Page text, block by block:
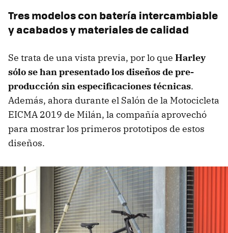
Tres modelos con batería intercambiable
y acabados y materiales de calidad
Se trata de una vista previa, por lo que Harley
sólo se han presentado los diseños de pre-
producción sin especificaciones técnicas.
Además, ahora durante el Salón de la Motocicleta
EICMA 2019 de Milán, la compañía aprovechó
para mostrar los primeros prototipos de estos
diseños.